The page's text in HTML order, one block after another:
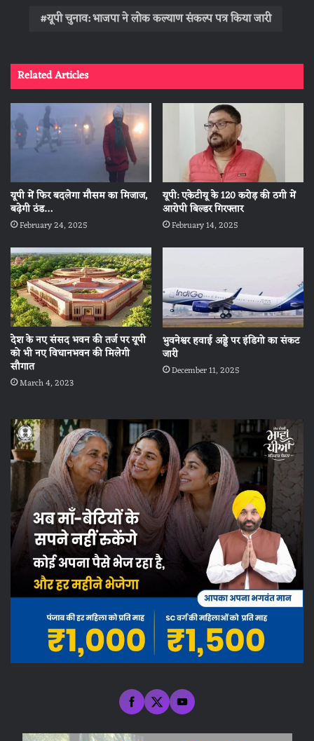
यूपी चुनाव: भाजपा ने लोक कल्याण संकल्प पत्र किया जारी
Related Articles
यूपी में फिर बदलेगा मौसम का मिजाज,
बढ़ेगी ठंड…
February 24, 2025
यूपी: एकेटीयू के 120 करोड़ की ठगी में
आरोपी बिल्डर गिरफ्तार
February 14, 2025
देश के नए संसद भवन की तर्ज पर यूपी
को भी नए विधानभवन की मिलेगी
सौगात
March 4, 2023
भुवनेश्वर हवाई अड्डे पर इंडिगो का संकट
जारी
December 11, 2025